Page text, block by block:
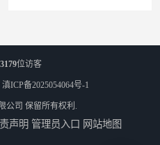
位访客
滇ICP备2025054064号-1
公司 保留所有权利.
声明 管理员入口 网站地图